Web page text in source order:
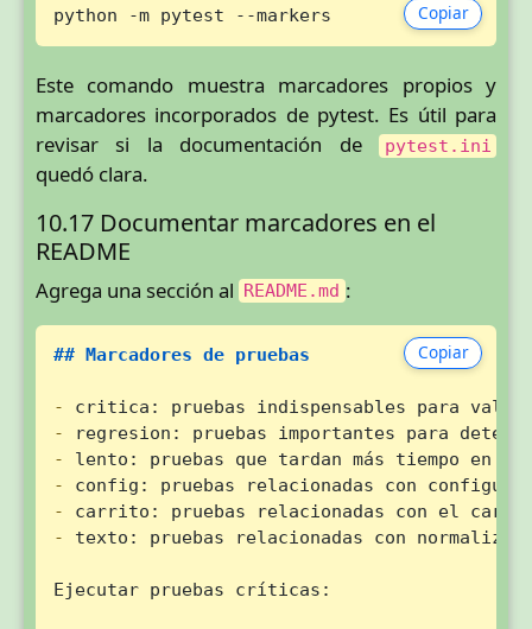
Copiar
python -m pytest --markers
Este comando muestra marcadores propios y
marcadores incorporados de pytest. Es útil para
revisar si la documentación de pytest.ini
quedó clara.
10.17 Documentar marcadores en el
README
Agrega una sección al README.md :
Copiar
## Marcadores de pruebas
-
-
-
-
-
- texto: pruebas relacionadas con
Ejecutar pruebas críticas: